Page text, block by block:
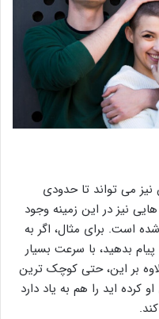
نیز می تواند تا حدودی
نیز در این زمینه وجود
است. برای مثال، اگر به
بدهید، با سرعت بسیار
بر این، حتی کوچک ترین
اید را هم به یاد دارد